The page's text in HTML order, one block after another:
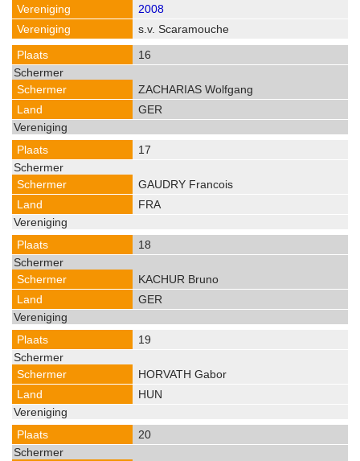
2008
s.v. Scaramouche
16
ZACHARIAS Wolfgang
GER
17
GAUDRY Francois
FRA
18
KACHUR Bruno
GER
19
HORVATH Gabor
HUN
20